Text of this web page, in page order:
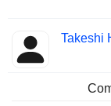
Takeshi